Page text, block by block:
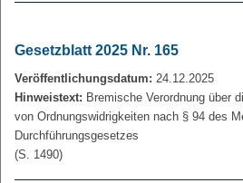
Gesetzblatt 2025 Nr. 165
Veröffentlichungsdatum: 24.12.2025
Hinweistext: Bremische Verordnung über
von Ordnungswidrigkeiten nach § 94 des
Durchführungsgesetzes
(S. 1490)